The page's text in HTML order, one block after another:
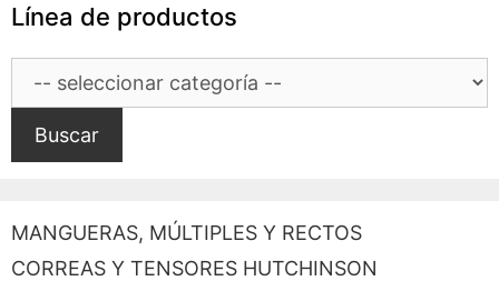
Línea de productos
Buscar
MANGUERAS, MÚLTIPLES Y RECTOS
CORREAS Y TENSORES HUTCHINSON